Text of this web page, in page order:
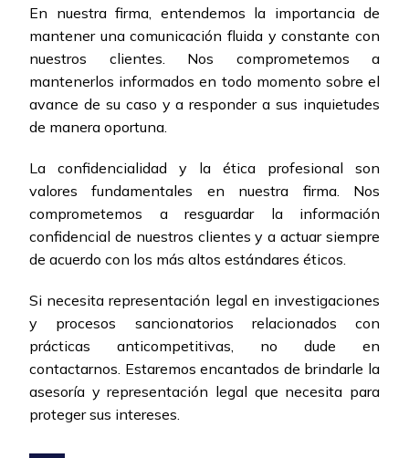
En nuestra firma, entendemos la importancia de
mantener una comunicación fluida y constante con
nuestros clientes. Nos comprometemos a
mantenerlos informados en todo momento sobre el
avance de su caso y a responder a sus inquietudes
de manera oportuna.
La confidencialidad y la ética profesional son
valores fundamentales en nuestra firma. Nos
comprometemos a resguardar la información
confidencial de nuestros clientes y a actuar siempre
de acuerdo con los más altos estándares éticos.
Si necesita representación legal en investigaciones
y procesos sancionatorios relacionados con
prácticas anticompetitivas, no dude en
contactarnos. Estaremos encantados de brindarle la
asesoría y representación legal que necesita para
proteger sus intereses.